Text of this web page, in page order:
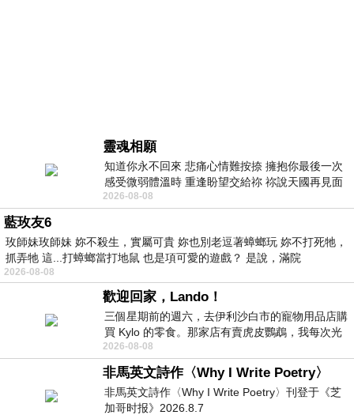
靈魂相願
知道你永不回來 悲痛心情難按捺 擁抱你最後一次
感受微弱體溫時 重逢盼望交給祢 祢說天國再見面
此刻忍淚說別離 他日靈魂再
2026-08-08
藍玫友6
玫師妹玫師妹 妳不殺生，實屬可貴 妳也別老逗著蟑螂玩 妳不打死牠，
抓弄牠 這...打蟑螂當打地鼠 也是項可愛的遊戲？ 是說，滿院
2026-08-08
歡迎回家，Lando！
三個星期前的週六，去伊利沙白市的寵物用品店購
買 Kylo 的零食。那家店有賣虎皮鸚鵡，我每次光
顧都會去看一下。他們偶爾會引進 C
2026-08-08
非馬英文詩作〈Why I Write Poetry〉
非馬英文詩作〈Why I Write Poetry〉刊登于《芝
加哥时报》2026.8.7